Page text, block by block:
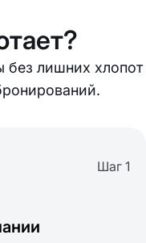
без лишних хлопот
Шаг 1